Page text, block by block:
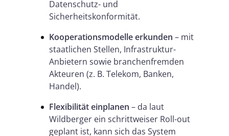
Datenschutz- und
Sicherheitskonformität.
Kooperationsmodelle erkunden – mit
staatlichen Stellen, Infrastruktur-
Anbietern sowie branchenfremden
Akteuren (z. B. Telekom, Banken,
Handel).
Flexibilität einplanen – da laut
Wildberger ein schrittweiser Roll-out
geplant ist, kann sich das System